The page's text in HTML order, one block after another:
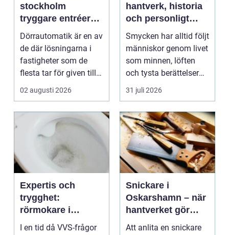
stockholm
tryggare entréer
och bättre
tillgänglighet
Dörrautomatik är en av
de där lösningarna i
fastigheter som de
flesta tar för given tills
den sakna...
02 augusti 2026
hantverk, historia
och personligt
uttryck
Smycken har alltid följt
människor genom livet
som minnen, löften
och tysta berättelser
nära huden....
31 juli 2026
Expertis och
trygghet:
rörmokare i
jämtland
I en tid då VVS-frågor
Snickare i
Oskarshamn – när
hantverket gör
skillnad i vardagen
Att anlita en snickare